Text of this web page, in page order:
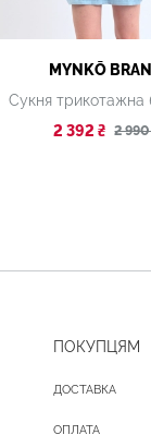
MYNKŌ
2 392 ₴
2 990
ПОКУПЦЯМ
ДОСТАВКА
ОПЛАТА